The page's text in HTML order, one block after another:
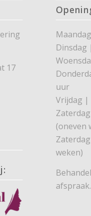
17
Dinsdag
uur
Vrijdag |
(oneven
weken)
afspraak.